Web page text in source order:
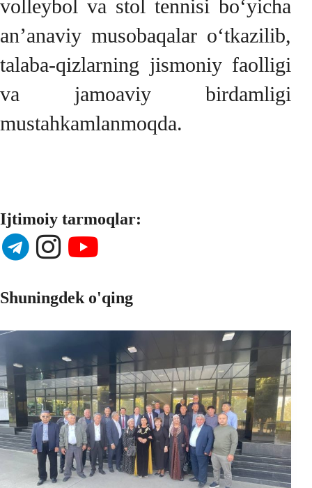
volleybol va stol tennisi bo‘yicha
an’anaviy musobaqalar o‘tkazilib,
talaba-qizlarning jismoniy faolligi
va jamoaviy birdamligi
mustahkamlanmoqda.
Ijtimoiy tarmoqlar:
Shuningdek o'qing